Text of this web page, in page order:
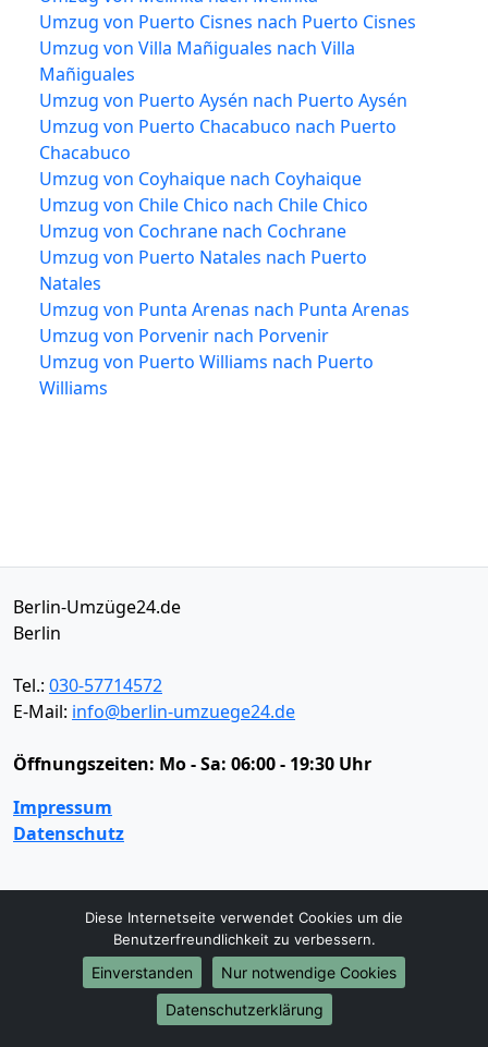
Umzug von Puerto Cisnes nach Puerto Cisnes
Umzug von Villa Mañiguales nach Villa
Mañiguales
Umzug von Puerto Aysén nach Puerto Aysén
Umzug von Puerto Chacabuco nach Puerto
Chacabuco
Umzug von Coyhaique nach Coyhaique
Umzug von Chile Chico nach Chile Chico
Umzug von Cochrane nach Cochrane
Umzug von Puerto Natales nach Puerto
Natales
Umzug von Punta Arenas nach Punta Arenas
Umzug von Porvenir nach Porvenir
Umzug von Puerto Williams nach Puerto
Williams
Berlin-Umzüge24.de
Berlin
Tel.: 030-57714572
E-Mail: info@berlin-umzuege24.de
Öffnungszeiten: Mo - Sa: 06:00 - 19:30 Uhr
Impressum
Datenschutz
Umzugsservice
Umzugsservice Behördenumzug
Büroumzug
Fernumzug
Firmenumzug
Laborumzug
Praxisumzug
Privatumzug
Studentenumzug
Beiladung
Diese Internetseite verwendet Cookies um die
Benutzerfreundlichkeit zu verbessern.
Einverstanden
Nur notwendige Cookies
Datenschutzerklärung